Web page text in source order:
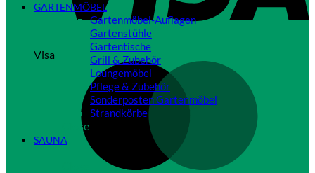
Visa
GARTENMÖBEL
Gartenmöbel-Auflagen
Gartenstühle
Gartentische
Grill & Zubehör
Loungemöbel
Pflege & Zubehör
Sonderposten Gartenmöbel
Strandkörbe
Close
SAUNA